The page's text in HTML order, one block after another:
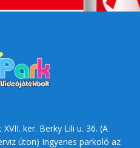
ker. Berky Lili u. 36. (A
úton) Ingyenes parkoló az